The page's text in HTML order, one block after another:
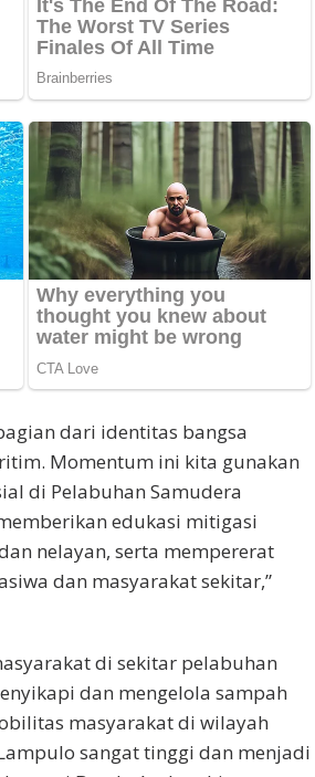
dari identitas bangsa
Momentum ini kita gunakan
di Pelabuhan Samudera
edukasi mitigasi
nelayan, serta mempererat
dan masyarakat sekitar,”
di sekitar pelabuhan
dan mengelola sampah
masyarakat di wilayah
sangat tinggi dan menjadi